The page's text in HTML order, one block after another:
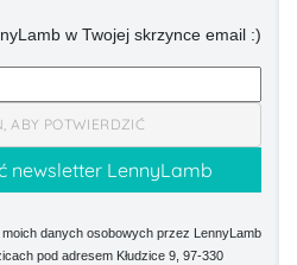
w Twojej skrzynce email :)
ABY POTWIERDZIĆ
danych osobowych przez LennyLamb
pod adresem Kłudzice 9, 97-330